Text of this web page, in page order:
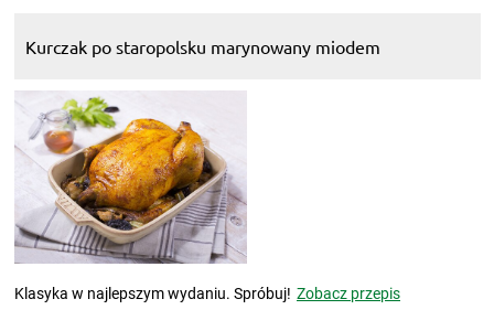
Kurczak po staropolsku marynowany miodem
Klasyka w najlepszym wydaniu. Spróbuj! Zobacz przepis